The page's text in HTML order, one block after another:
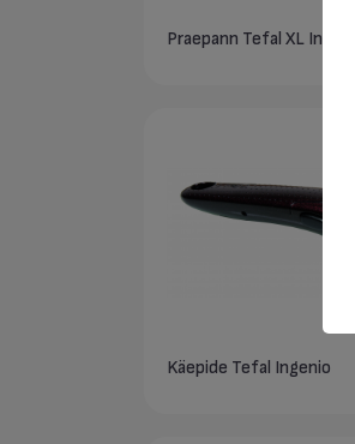
Praepann Tefal XL
Käepide Tefal Ingenio